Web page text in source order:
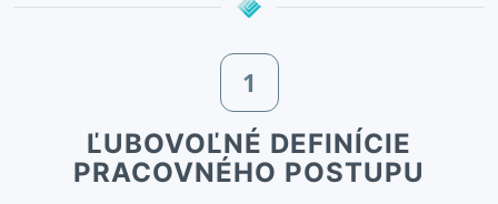
1
ĽUBOVOĽNÉ DEFINÍCIE
PRACOVNÉHO POSTUPU